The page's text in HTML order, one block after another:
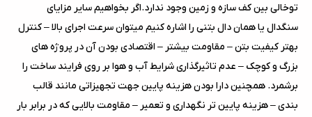
توخالی بین کف سازه و زمین وجود ندارد.اگر بخواهیم سایر مزایای
سنگدال یا همان دال بتنی را اشاره کنیم میتوان سرعت اجرای بالا – کنترل
بهتر کیفیت بتن – مقاومت بیشتر – اقتصادی بودن آن در پروژه های
بزرگ و کوچک – عدم تاثیرگذاری شرایط آب و هوا بر روی فرایند ساخت را
برشمرد. همچنین دارا بودن هزینه پایین جهت تجهیزاتی مانند قالب
بندی – هزینه پایین تر نگهداری و تعمیر – مقاومت بالایی که در برابر بار